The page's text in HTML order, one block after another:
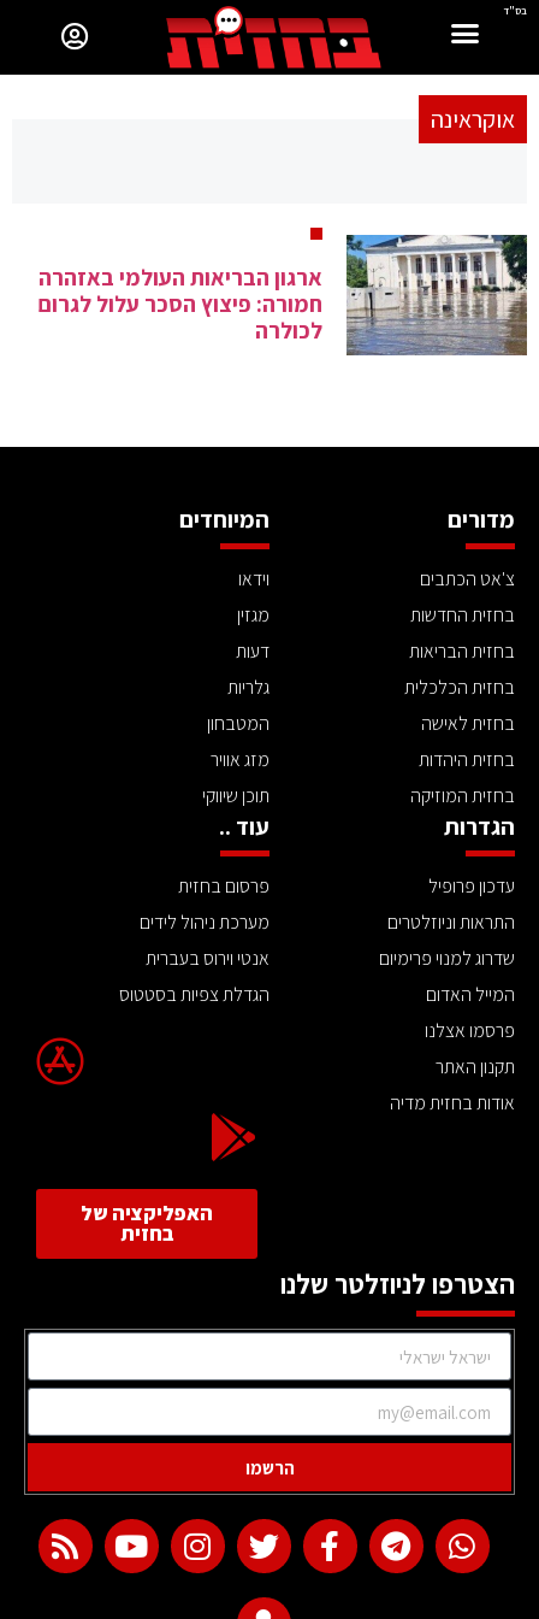
בס"ד
אוקראינה
ארגון הבריאות העולמי באזהרה
חמורה: פיצוץ הסכר עלול לגרום
לכולרה
מדורים
צ'אט הכתבים
בחזית החדשות
בחזית הבריאות
בחזית הכלכלית
בחזית לאישה
בחזית היהדות
בחזית המוזיקה
המיוחדים
וידאו
מגזין
דעות
גלריות
המטבחון
מזג אוויר
תוכן שיווקי
הגדרות
עדכון פרופיל
התראות וניוזלטרים
שדרוג למנוי פרימיום
המייל האדום
פרסמו אצלנו
תקנון האתר
אודות בחזית מדיה
עוד ..
פרסום בחזית
מערכת ניהול לידים
אנטי וירוס בעברית
הגדלת צפיות בסטטוס
האפליקציה של
בחזית
הצטרפו לניוזלטר שלנו
הרשמו